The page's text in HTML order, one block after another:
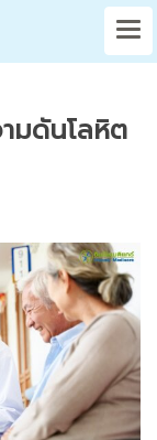
มดันโลหิต